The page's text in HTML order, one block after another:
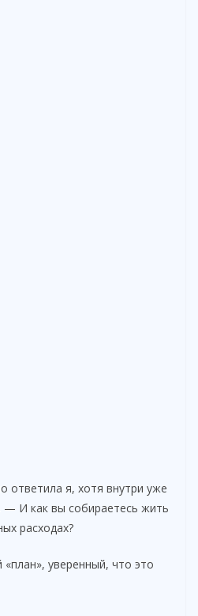
я, хотя внутри уже
— И как вы собираетесь жить
расходах?
«план», уверенный, что это